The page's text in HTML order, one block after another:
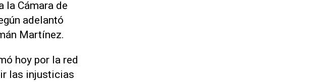
la Cámara de
adelantó
Martínez.
hoy por la red
las injusticias